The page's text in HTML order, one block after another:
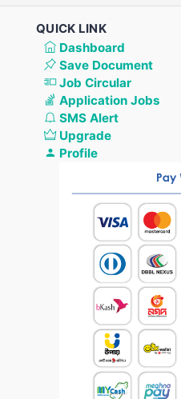
QUICK LINK
Dashboard
Save Document
Job Circular
Application Jobs
SMS Alert
Upgrade
Profile